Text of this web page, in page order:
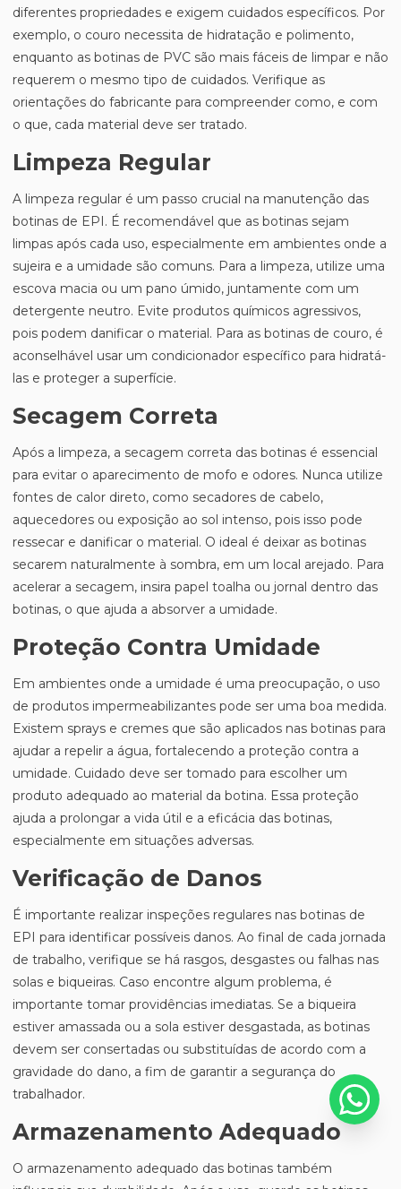
diferentes propriedades e exigem cuidados específicos. Por
exemplo, o couro necessita de hidratação e polimento,
enquanto as botinas de PVC são mais fáceis de limpar e não
requerem o mesmo tipo de cuidados. Verifique as
orientações do fabricante para compreender como, e com
o que, cada material deve ser tratado.
Limpeza Regular
A limpeza regular é um passo crucial na manutenção das
botinas de EPI. É recomendável que as botinas sejam
limpas após cada uso, especialmente em ambientes onde a
sujeira e a umidade são comuns. Para a limpeza, utilize uma
escova macia ou um pano úmido, juntamente com um
detergente neutro. Evite produtos químicos agressivos,
pois podem danificar o material. Para as botinas de couro, é
aconselhável usar um condicionador específico para hidratá-
las e proteger a superfície.
Secagem Correta
Após a limpeza, a secagem correta das botinas é essencial
para evitar o aparecimento de mofo e odores. Nunca utilize
fontes de calor direto, como secadores de cabelo,
aquecedores ou exposição ao sol intenso, pois isso pode
ressecar e danificar o material. O ideal é deixar as botinas
secarem naturalmente à sombra, em um local arejado. Para
acelerar a secagem, insira papel toalha ou jornal dentro das
botinas, o que ajuda a absorver a umidade.
Proteção Contra Umidade
Em ambientes onde a umidade é uma preocupação, o uso
de produtos impermeabilizantes pode ser uma boa medida.
Existem sprays e cremes que são aplicados nas botinas para
ajudar a repelir a água, fortalecendo a proteção contra a
umidade. Cuidado deve ser tomado para escolher um
produto adequado ao material da botina. Essa proteção
ajuda a prolongar a vida útil e a eficácia das botinas,
especialmente em situações adversas.
Verificação de Danos
É importante realizar inspeções regulares nas botinas de
EPI para identificar possíveis danos. Ao final de cada jornada
de trabalho, verifique se há rasgos, desgastes ou falhas nas
solas e biqueiras. Caso encontre algum problema, é
importante tomar providências imediatas. Se a biqueira
estiver amassada ou a sola estiver desgastada, as botinas
devem ser consertadas ou substituídas de acordo com a
gravidade do dano, a fim de garantir a segurança do
trabalhador.
Armazenamento Adequado
O armazenamento adequado das botinas também